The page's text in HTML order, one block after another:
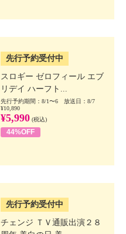
先行予約受付中
スロギー ゼロフィール エブ
リデイ ハーフト...
先行予約期間：8/1〜6 放送日：8/7
¥10,890
¥5,990 (税込)
44%OFF
先行予約受付中
チェンジ ＴＶ通販出演２８